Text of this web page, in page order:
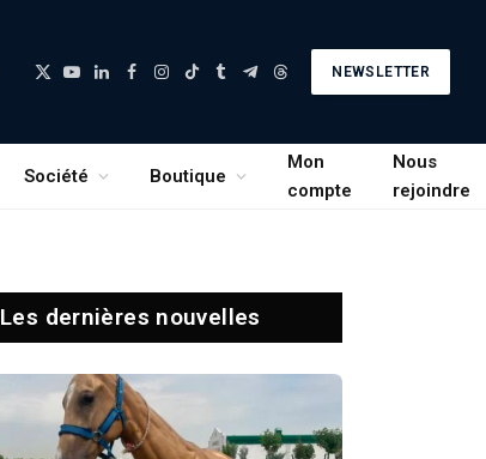
X
YouTube
LinkedInFacebook
Instagram
TikTokTumblrTelegramThreads
NEWSLETTER
Société Boutique
Mon
compte
Nous
rejoindre
Les dernières nouvelles